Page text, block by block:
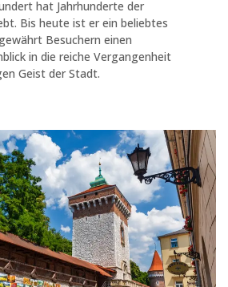
hat Jahrhunderte der
Bis heute ist er ein beliebtes
Besuchern einen
in die reiche Vergangenheit
Geist der Stadt.